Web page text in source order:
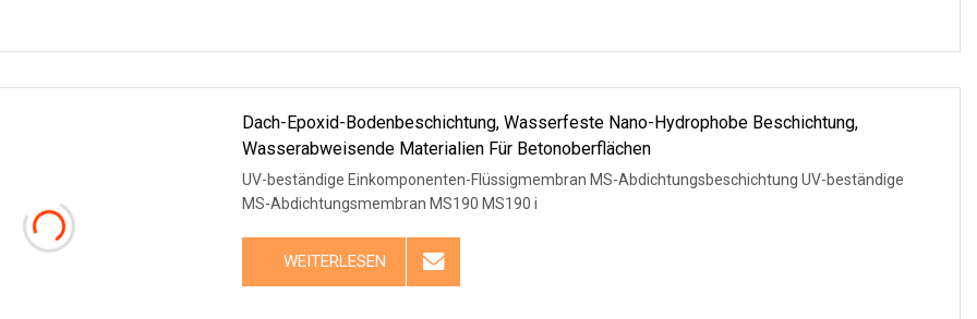
Dach-Epoxid-Bodenbeschichtung, Wasserfeste Nano-Hydrophobe Beschichtung,
Wasserabweisende Materialien Für Betonoberflächen
UV-beständige Einkomponenten-Flüssigmembran MS-Abdichtungsbeschichtung UV-beständige
MS-Abdichtungsmembran MS190 MS190 i
WEITERLESEN